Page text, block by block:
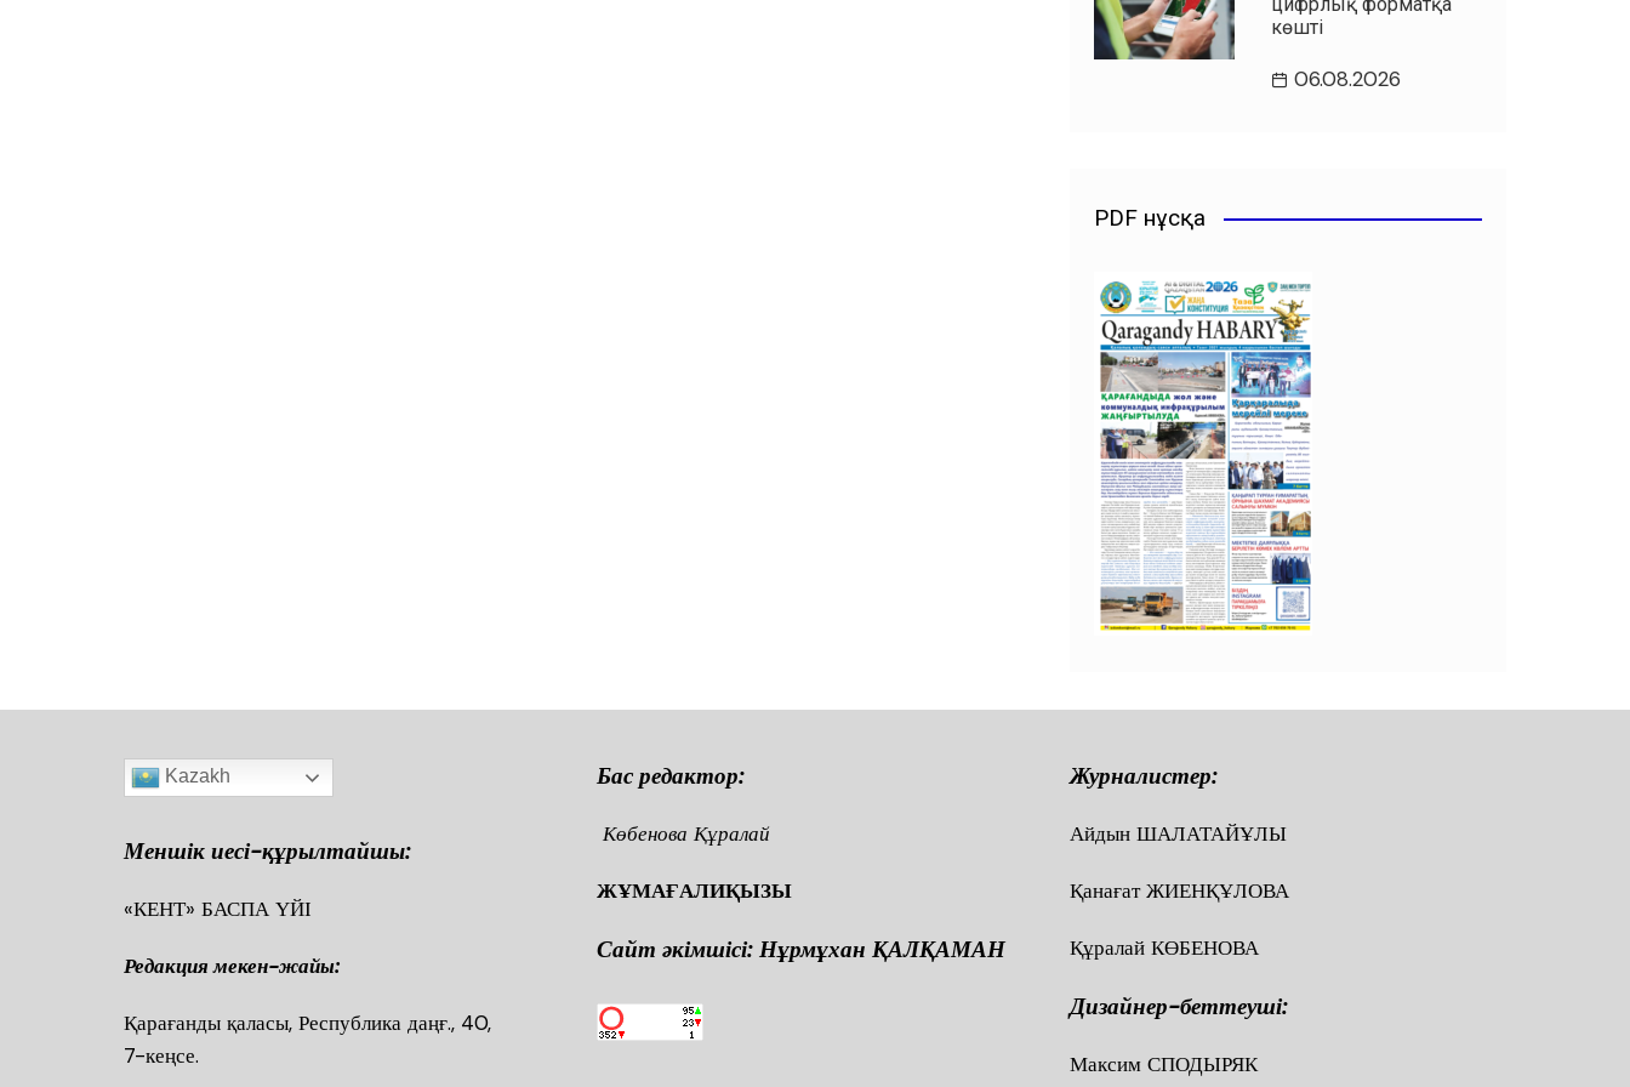
көшті
06.08.2026
PDF нұсқа
Kazakh
Меншік иесі-құрылтайшы:
«КЕНТ» БАСПА ҮЙІ
Редакция мекен-жайы:
Қарағанды қаласы, Республика даңғ., 40,
7-кеңсе.
Бас редактор:
Көбенова Құралай
ЖҰМАҒАЛИҚЫЗЫ
Сайт әкімшісі: Нұрмұхан ҚАЛҚАМАН
Журналистер:
Айдын ШАЛАТАЙҰЛЫ
Қанағат ЖИЕНҚҰЛОВА
Құралай КӨБЕНОВА
Дизайнер-беттеуші:
Максим СПОДЫРЯК